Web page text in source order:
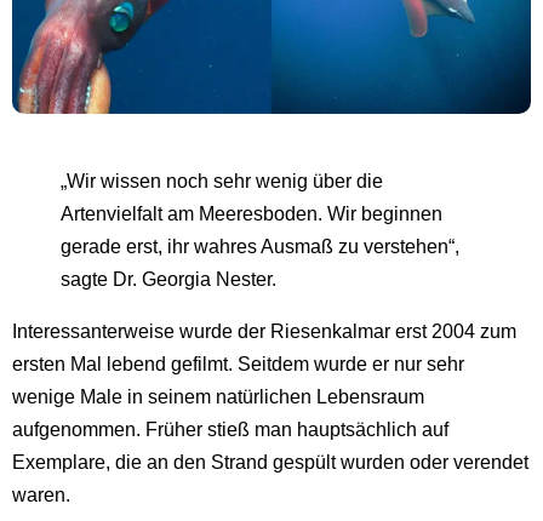
„Wir wissen noch sehr wenig über die
Artenvielfalt am Meeresboden. Wir beginnen
gerade erst, ihr wahres Ausmaß zu verstehen“,
sagte Dr. Georgia Nester.
Interessanterweise wurde der Riesenkalmar erst 2004 zum
ersten Mal lebend gefilmt. Seitdem wurde er nur sehr
wenige Male in seinem natürlichen Lebensraum
aufgenommen. Früher stieß man hauptsächlich auf
Exemplare, die an den Strand gespült wurden oder verendet
waren.